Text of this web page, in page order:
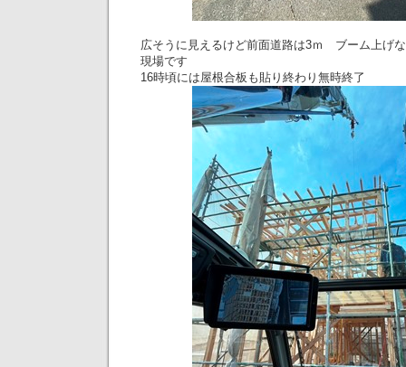
広そうに見えるけど前面道路は3ｍ ブーム上げ
現場です
16時頃には屋根合板も貼り終わり無時終了